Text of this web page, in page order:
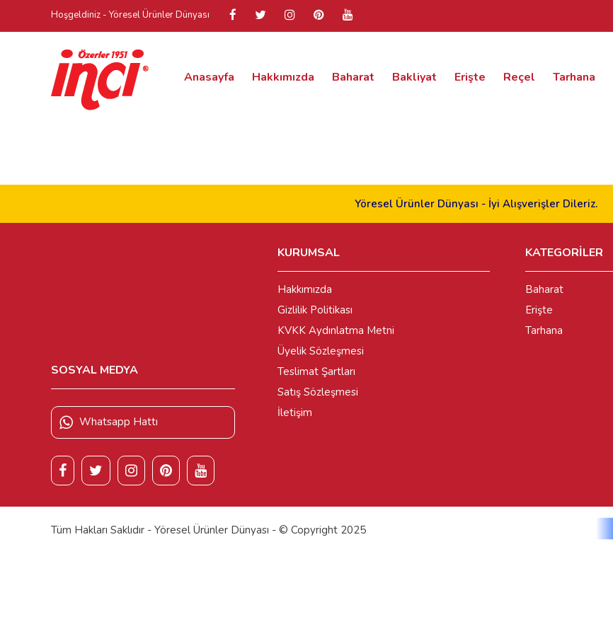
Hoşgeldiniz - Yöresel Ürünler Dünyası
Anasayfa Hakkımızda Baharat Bakliyat Erişte Reçel Tarhana
Yöresel Ürünler Dünyası - İyi Alışverişler Dileriz.
SOSYAL MEDYA
Whatsapp Hattı
KURUMSAL
Hakkımızda
Gizlilik Politikası
KVKK Aydınlatma Metni
Üyelik Sözleşmesi
Teslimat Şartları
Satış Sözleşmesi
İletişim
KATEGORİLER
Baharat
Erişte
Tarhana
Tüm Hakları Saklıdır - Yöresel Ürünler Dünyası - © Copyright 2025